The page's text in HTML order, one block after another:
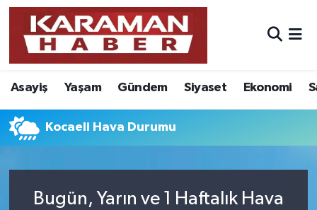
Asayiş Yaşam Gündem Siyaset Ekonomi
Kocaeli Hava Durumu
Bugün, Yarın ve 1 Haftalık Hava
Asayiş
Bilim - Teknoloji
Eğitim
Foto Galeri
Nöbetçi Eczaneler
Hava Durumu
Karaman Namaz Vakitleri
Süper Lig Puan Durumu ve Fikstür